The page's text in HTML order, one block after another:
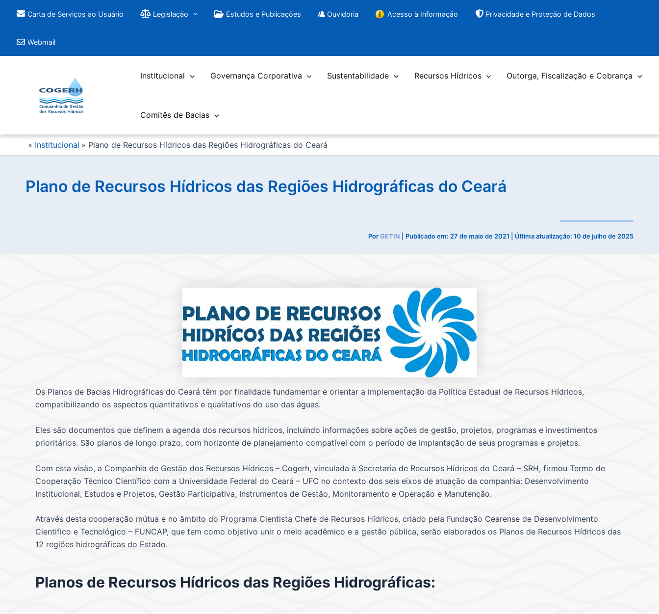
conteúdo
Carta de Serviços ao Usuário Legislação Estudos e Publicações Ouvidoria Acesso à Informação Privacidade e Proteção de Dados
Webmail
Institucional Governança Corporativa Sustentabilidade Recursos Hídricos Outorga, Fiscalização e Cobrança
Comitês de Bacias
Institucional Plano de Recursos Hídricos das Regiões Hidrográficas do Ceará
Plano de Recursos Hídricos das Regiões Hidrográficas do Ceará
PorGETIN | Publicado em: 27 de maio de 2021 | Última atualização: 10 de julho de 2025
Os Planos de Bacias Hidrográficas do Ceará têm por finalidade fundamentar e orientar a implementação da Política Estadual de Recursos Hídricos,
compatibilizando os aspectos quantitativos e qualitativos do uso das águas.
Eles são documentos que definem a agenda dos recursos hídricos, incluindo informações sobre ações de gestão, projetos, programas e investimentos
prioritários. São planos de longo prazo, com horizonte de planejamento compatível com o período de implantação de seus programas e projetos.
Com esta visão, a Companhia de Gestão dos Recursos Hídricos – Cogerh, vinculada à Secretaria de Recursos Hídricos do Ceará – SRH, firmou Termo de
Cooperação Técnico Científico com a Universidade Federal do Ceará – UFC no contexto dos seis eixos de atuação da companhia: Desenvolvimento
Institucional, Estudos e Projetos, Gestão Participativa, Instrumentos de Gestão, Monitoramento e Operação e Manutenção.
Através desta cooperação mútua e no âmbito do Programa Cientista Chefe de Recursos Hídricos, criado pela Fundação Cearense de Desenvolvimento
Cientifico e Tecnológico – FUNCAP, que tem como objetivo unir o meio acadêmico e a gestão pública, serão elaborados os Planos de Recursos Hídricos das
12 regiões hidrográficas do Estado.
Planos de Recursos Hídricos das Regiões Hidrográficas: